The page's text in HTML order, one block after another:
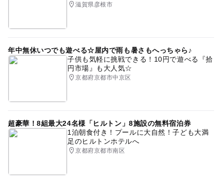
滋賀県彦根市
年中無休いつでも遊べる☆屋内で雨も暑さもへっちゃら♪
子供も気軽に挑戦できる！10円で遊べる『拾
円市場』も大人気☆
京都府京都市中京区
超豪華！8組最大24名様「ヒルトン」8施設の無料宿泊券
1泊朝食付き！プールに大自然！子ども大満
足のヒルトンホテルへ
京都府京都市南区